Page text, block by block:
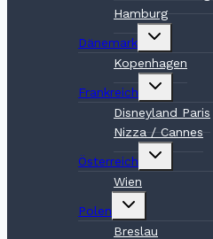
Hamburg
Dänemark
Untermenü
umschalten
Kopenhagen
Frankreich
Untermenü
umschalten
Disneyland Paris
Nizza / Cannes
Österreich
Untermenü
umschalten
Wien
Polen
Untermenü
umschalten
Breslau